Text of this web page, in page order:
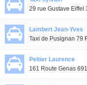
29 rue Gustave Eiffel
Lambert Jean-Yves
Taxi de Pusignan 79
Peltier Laurence
161 Route Genas